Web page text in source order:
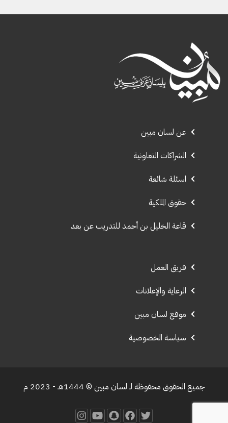
عن لسان مبين
الشراكات التعاونية
اسئلة شائعة
حقوق الملكية
قاعة الخليل بن أحمد للتدريب عن بعد
فريق العمل
الرعاية والإعلانات
موقع لسان مبين
سياسة الخصوصية
جميع الحقوق محفوظة لـ لسان مبين © 1444هـ - 2023 م